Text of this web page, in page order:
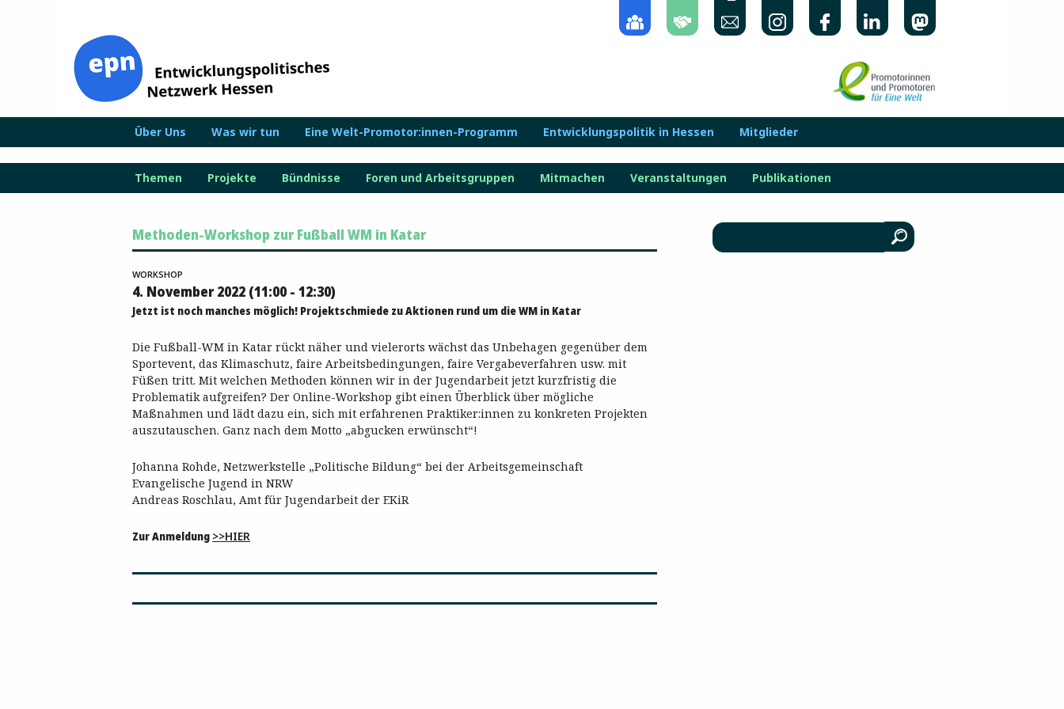
Über Uns Was wir tun Eine Welt-Promotor:innen-Programm Entwicklungspolitik in Hessen Mitglieder
Themen Projekte Bündnisse Foren und Arbeitsgruppen Mitmachen Veranstaltungen Publikationen
Methoden-Workshop zur Fußball WM in Katar
WORKSHOP
4. November 2022 (11:00 - 12:30)
Jetzt ist noch manches möglich! Projektschmiede zu Aktionen rund um die WM in Katar
Die Fußball-WM in Katar rückt näher und vielerorts wächst das Unbehagen gegenüber dem
Sportevent, das Klimaschutz, faire Arbeitsbedingungen, faire Vergabeverfahren usw. mit
Füßen tritt. Mit welchen Methoden können wir in der Jugendarbeit jetzt kurzfristig die
Problematik aufgreifen? Der Online-Workshop gibt einen Überblick über mögliche
Maßnahmen und lädt dazu ein, sich mit erfahrenen Praktiker:innen zu konkreten Projekten
auszutauschen. Ganz nach dem Motto „abgucken erwünscht“!
Johanna Rohde, Netzwerkstelle „Politische Bildung“ bei der Arbeitsgemeinschaft
Evangelische Jugend in NRW
Andreas Roschlau, Amt für Jugendarbeit der EKiR
Zur Anmeldung >>HIER